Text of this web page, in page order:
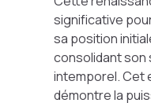
significative
sa position
consolidant son
intemporel. Cet
démontre la